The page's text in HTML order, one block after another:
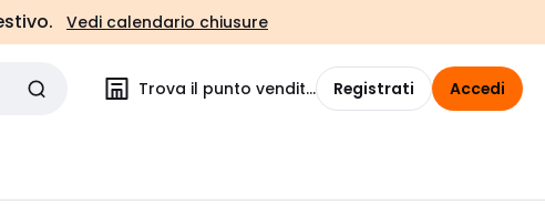
Vedi calendario chiusure
Trova il punto vendita Registrati Accedi